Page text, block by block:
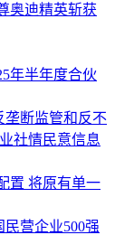
奥迪精英斩获
年半年度合伙
垄断监管和反不
社情民意信息
置 将原有单一
民营企业500强